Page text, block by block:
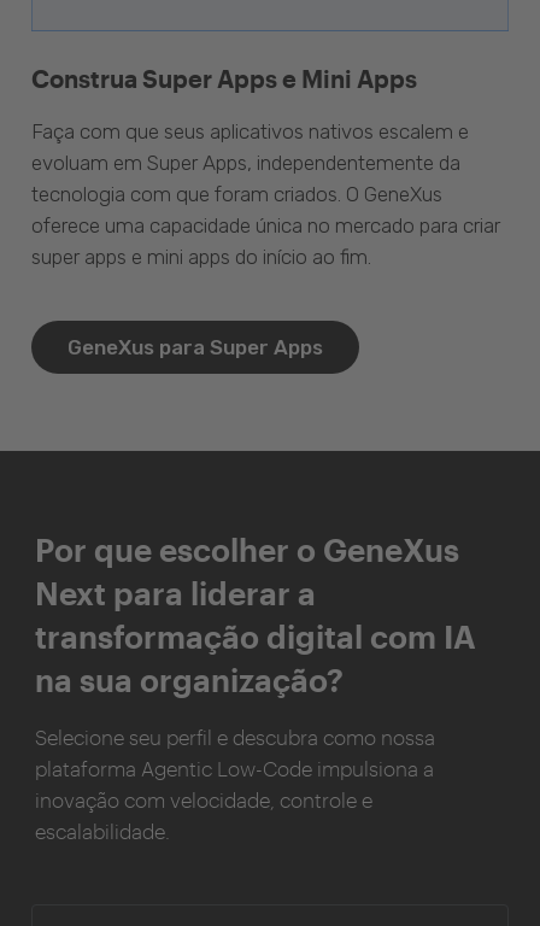
Construa Super Apps e Mini Apps
Faça com que seus aplicativos nativos escalem e
evoluam em Super Apps, independentemente da
tecnologia com que foram criados. O GeneXus
oferece uma capacidade única no mercado para criar
super apps e mini apps do início ao fim.
GeneXus para Super Apps
Por que escolher o GeneXus
Next para liderar a
transformação digital com IA
na sua organização?
Selecione seu perfil e descubra como nossa
plataforma Agentic Low-Code impulsiona a
inovação com velocidade, controle e
escalabilidade.